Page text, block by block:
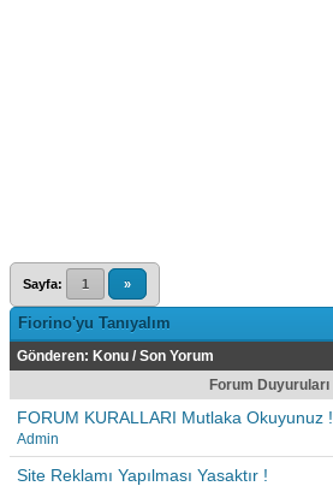
Sayfa: 1 »
Fiorino'yu Tanıyalım
Gönderen: Konu / Son Yorum
Forum Duyuruları
FORUM KURALLARI Mutlaka Okuyunuz !
Admin
Site Reklamı Yapılması Yasaktır !